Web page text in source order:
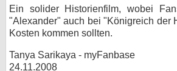
Ein solider Historienfilm, wobei
"Alexander" auch bei "Königreich der
Kosten kommen sollten.
Tanya Sarikaya - myFanbase
24.11.2008